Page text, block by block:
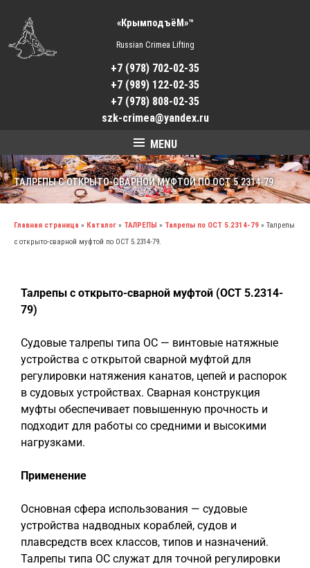
«КрымподъёМ»™
Russian Crimea Lifting
+7 (978) 702-02-35
+7 (989) 122-02-35
+7 (978) 808-02-35
szk-crimea@yandex.ru
MENU
ТАЛРЕПЫ С ОТКРЫТО-СВАРНОЙ МУФТОЙ ПО ОСТ 5.2314-79.
Главная страница » Каталог » ТАЛРЕПЫ » Талрепы по ОСТ 5.2314-79 » Талрепы
с открыто-сварной муфтой по ОСТ 5.2314-79.
Талрепы с открыто-сварной муфтой (ОСТ 5.2314-
79)
Судовые талрепы типа ОС — винтовые натяжные
устройства с открытой сварной муфтой для
регулировки натяжения канатов, цепей и распорок
в судовых устройствах. Сварная конструкция
муфты обеспечивает повышенную прочность и
подходит для работы со средними и высокими
нагрузками.
Применение
Основная сфера использования — судовые
устройства надводных кораблей, судов и
плавсредств всех классов, типов и назначений.
Талрепы типа ОС служат для точной регулировки